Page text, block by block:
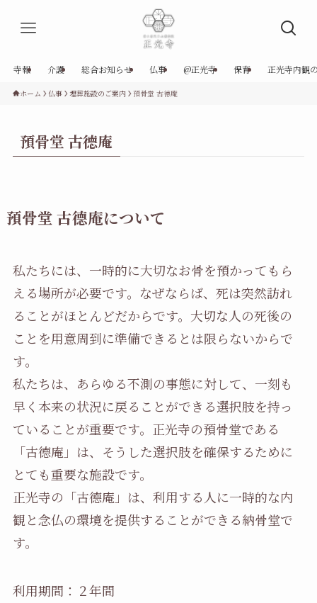
寺報 介護 総合お知らせ 仏事 @正光寺 保育 正光寺内観
ホーム 仏事 埋葬施設のご案内 預骨堂 古德庵
預骨堂 古德庵
預骨堂 古德庵について
私たちには、一時的に大切なお骨を預かってもら
える場所が必要です。なぜならば、死は突然訪れ
ることがほとんどだからです。大切な人の死後の
ことを用意周到に準備できるとは限らないからで
す。
私たちは、あらゆる不測の事態に対して、一刻も
早く本来の状況に戻ることができる選択肢を持っ
ていることが重要です。正光寺の預骨堂である
「古德庵」は、そうした選択肢を確保するために
とても重要な施設です。
正光寺の「古德庵」は、利用する人に一時的な内
観と念仏の環境を提供することができる納骨堂で
す。
利用期間：２年間